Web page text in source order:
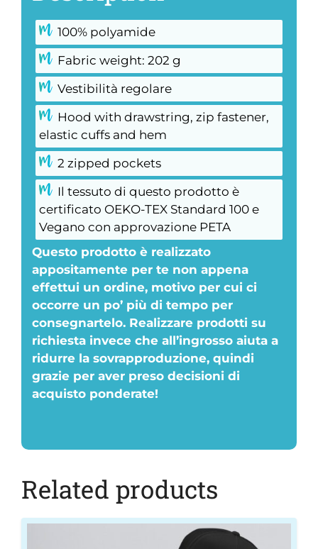
100% polyamide
Fabric weight: 202 g
Vestibilità regolare
Hood with drawstring, zip fastener,
elastic cuffs and hem
2 zipped pockets
Il tessuto di questo prodotto è
certificato OEKO-TEX Standard 100 e
Vegano con approvazione PETA
Questo prodotto è realizzato
appositamente per te non appena
effettui un ordine, motivo per cui ci
occorre un po’ più di tempo per
consegnartelo. Realizzare prodotti su
richiesta invece che all’ingrosso aiuta a
ridurre la sovrapproduzione, quindi
grazie per aver preso decisioni di
acquisto ponderate!
Related products